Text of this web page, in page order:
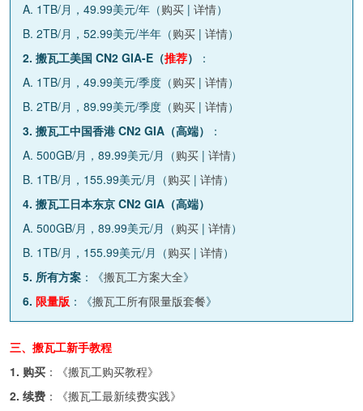
A. 1TB/月，49.99美元/年（购买 | 详情）
B. 2TB/月，52.99美元/半年（购买 | 详情）
2. 搬瓦工美国 CN2 GIA-E（推荐）
：
A. 1TB/月，49.99美元/季度（购买 | 详情）
B. 2TB/月，89.99美元/季度（购买 | 详情）
3. 搬瓦工中国香港 CN2 GIA（高端）
：
A. 500GB/月，89.99美元/月（购买 | 详情）
B. 1TB/月，155.99美元/月（购买 | 详情）
4. 搬瓦工日本东京 CN2 GIA（高端）
A. 500GB/月，89.99美元/月（购买 | 详情）
B. 1TB/月，155.99美元/月（购买 | 详情）
5. 所有方案 ：《搬瓦工方案大全》
6. 限量版 ：《搬瓦工所有限量版套餐》
三、搬瓦工新手教程
1. 购买 ：《搬瓦工购买教程》
2. 续费 ：《搬瓦工最新续费实践》